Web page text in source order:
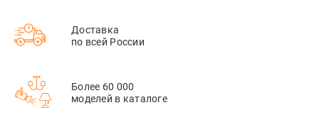
Доставка
по всей России
Более 60 000
моделей в каталоге